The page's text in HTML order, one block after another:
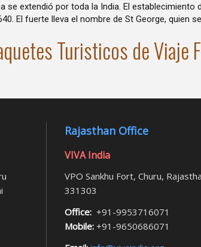
se extendió por toda la India. El
El fuerte lleva el nombre de St George, quien
Turisticos de Viaje
Rajasthan Office
VIVA India
VPO Sankhu Fort, Churu,
331303
Office:+91-9953716071
Mobile:+91-9650686071